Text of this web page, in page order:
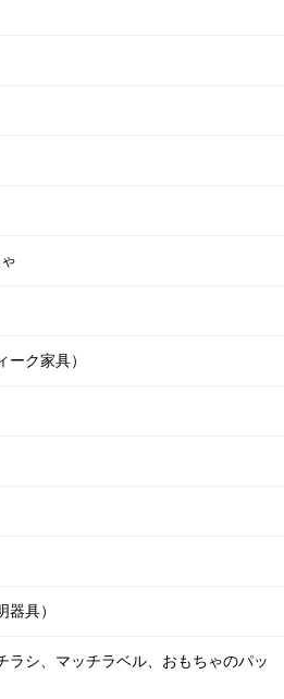
ク家具）
具）
ラシ、マッチラベル、おもちゃのパッ